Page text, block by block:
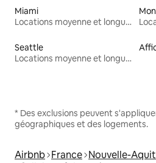
Miami
Locations moyenne et longue durée
Seattle
Locations moyenne et longue durée
* Des exclusions peuvent
géographiques et des logements.
Airbnb France Nouvelle-